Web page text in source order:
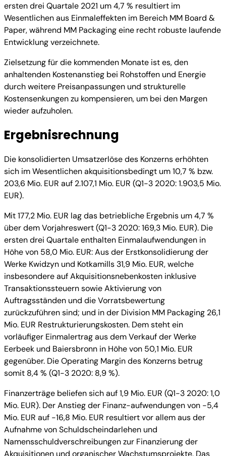
ersten drei Quartale 2021 um 4,7 % resultiert im
Wesentlichen aus Einmaleffekten im Bereich MM Board &
Paper, während MM Packaging eine recht robuste laufende
Entwicklung verzeichnete.
Zielsetzung für die kommenden Monate ist es, den
anhaltenden Kostenanstieg bei Rohstoffen und Energie
durch weitere Preisanpassungen und strukturelle
Kostensenkungen zu kompensieren, um bei den Margen
wieder aufzuholen.
Ergebnisrechnung
Die konsolidierten Umsatzerlöse des Konzerns erhöhten
sich im Wesentlichen akquisitionsbedingt um 10,7 % bzw.
203,6 Mio. EUR auf 2.107,1 Mio. EUR (Q1-3 2020: 1.903,5 Mio.
EUR).
Mit 177,2 Mio. EUR lag das betriebliche Ergebnis um 4,7 %
über dem Vorjahreswert (Q1-3 2020: 169,3 Mio. EUR). Die
ersten drei Quartale enthalten Einmalaufwendungen in
Höhe von 58,0 Mio. EUR: Aus der Erstkonsolidierung der
Werke Kwidzyn und Kotkamills 31,9 Mio. EUR, welche
insbesondere auf Akquisitionsnebenkosten inklusive
Transaktionssteuern sowie Aktivierung von
Auftragsständen und die Vorratsbewertung
zurückzuführen sind; und in der Division MM Packaging 26,1
Mio. EUR Restrukturierungskosten. Dem steht ein
vorläufiger Einmalertrag aus dem Verkauf der Werke
Eerbeek und Baiersbronn in Höhe von 50,1 Mio. EUR
gegenüber. Die Operating Margin des Konzerns betrug
somit 8,4 % (Q1-3 2020: 8,9 %).
Finanzerträge beliefen sich auf 1,9 Mio. EUR (Q1-3 2020: 1,0
Mio. EUR). Der Anstieg der Finanz-aufwendungen von -5,4
Mio. EUR auf -16,8 Mio. EUR resultiert vor allem aus der
Aufnahme von Schuldscheindarlehen und
Namensschuldverschreibungen zur Finanzierung der
Akquisitionen und organischer Wachstumsprojekte. Das